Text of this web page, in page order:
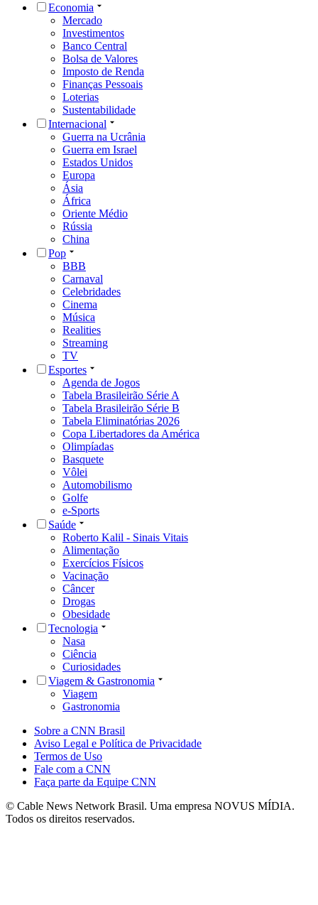
Economia
Mercado
Investimentos
Banco Central
Bolsa de Valores
Imposto de Renda
Finanças Pessoais
Loterias
Sustentabilidade
Internacional
Guerra na Ucrânia
Guerra em Israel
Estados Unidos
Europa
Ásia
África
Oriente Médio
Rússia
China
Pop
BBB
Carnaval
Celebridades
Cinema
Música
Realities
Streaming
TV
Esportes
Agenda de Jogos
Tabela Brasileirão Série A
Tabela Brasileirão Série B
Tabela Eliminatórias 2026
Copa Libertadores da América
Olimpíadas
Basquete
Vôlei
Automobilismo
Golfe
e-Sports
Saúde
Roberto Kalil - Sinais Vitais
Alimentação
Exercícios Físicos
Vacinação
Câncer
Drogas
Obesidade
Tecnologia
Nasa
Ciência
Curiosidades
Viagem & Gastronomia
Viagem
Gastronomia
Sobre a CNN Brasil
Aviso Legal e Política de Privacidade
Termos de Uso
Fale com a CNN
Faça parte da Equipe CNN
© Cable News Network Brasil. Uma empresa NOVUS MÍDIA.
Todos os direitos reservados.